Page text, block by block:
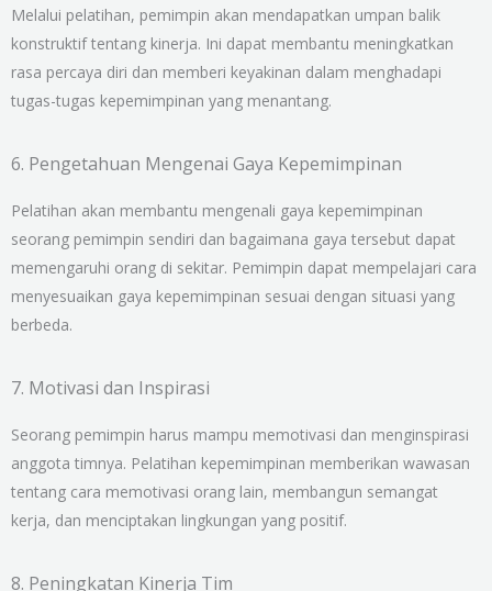
Melalui pelatihan, pemimpin akan mendapatkan umpan balik
konstruktif tentang kinerja. Ini dapat membantu meningkatkan
rasa percaya diri dan memberi keyakinan dalam menghadapi
tugas-tugas kepemimpinan yang menantang.
6. Pengetahuan Mengenai Gaya Kepemimpinan
Pelatihan akan membantu mengenali gaya kepemimpinan
seorang pemimpin sendiri dan bagaimana gaya tersebut dapat
memengaruhi orang di sekitar. Pemimpin dapat mempelajari cara
menyesuaikan gaya kepemimpinan sesuai dengan situasi yang
berbeda.
7. Motivasi dan Inspirasi
Seorang pemimpin harus mampu memotivasi dan menginspirasi
anggota timnya. Pelatihan kepemimpinan memberikan wawasan
tentang cara memotivasi orang lain, membangun semangat
kerja, dan menciptakan lingkungan yang positif.
8. Peningkatan Kinerja Tim